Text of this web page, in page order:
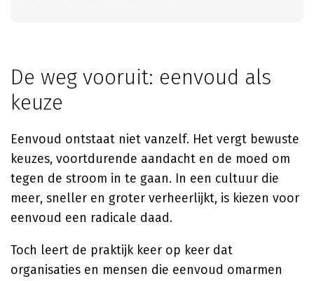
De weg vooruit: eenvoud als
keuze
Eenvoud ontstaat niet vanzelf. Het vergt bewuste
keuzes, voortdurende aandacht en de moed om
tegen de stroom in te gaan. In een cultuur die
meer, sneller en groter verheerlijkt, is kiezen voor
eenvoud een radicale daad.
Toch leert de praktijk keer op keer dat
organisaties en mensen die eenvoud omarmen